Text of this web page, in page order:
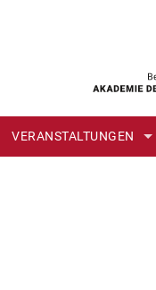
VERANSTALTUNGEN